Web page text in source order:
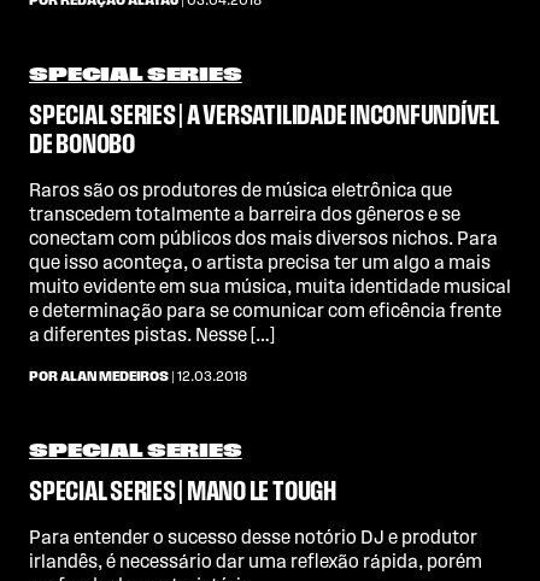
SPECIAL SERIES
SPECIAL SERIES | A VERSATILIDADE INCONFUNDÍVEL
DE BONOBO
Raros são os produtores de música eletrônica que
transcedem totalmente a barreira dos gêneros e se
conectam com públicos dos mais diversos nichos. Para
que isso aconteça, o artista precisa ter um algo a mais
muito evidente em sua música, muita identidade musical
e determinação para se comunicar com eficência frente
a diferentes pistas. Nesse […]
POR ALAN MEDEIROS | 12.03.2018
SPECIAL SERIES
SPECIAL SERIES | MANO LE TOUGH
Para entender o sucesso desse notório DJ e produtor
irlandês, é necessário dar uma reflexão rápida, porém